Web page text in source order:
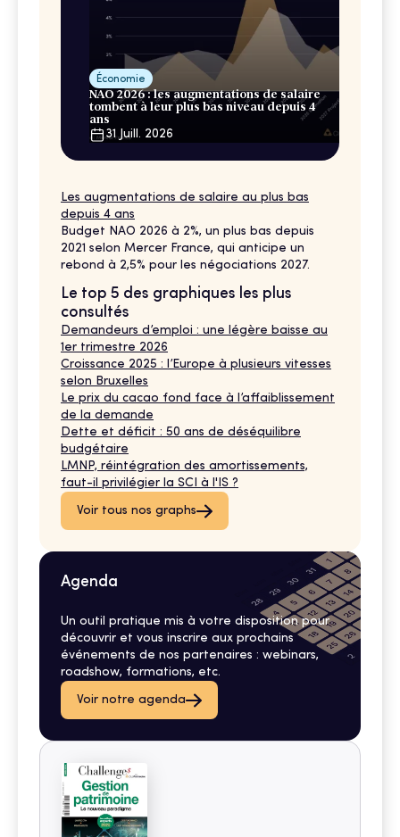
Économie
NAO 2026 : les augmentations de salaire
tombent à leur plus bas niveau depuis 4
ans
31 Juill. 2026
Les augmentations de salaire au plus bas
depuis 4 ans
Budget NAO 2026 à 2%, un plus bas depuis
2021 selon Mercer France, qui anticipe un
rebond à 2,5% pour les négociations 2027.
Le top 5 des graphiques les plus
consultés
Demandeurs d’emploi : une légère baisse au
1er trimestre 2026
Croissance 2025 : l’Europe à plusieurs vitesses
selon Bruxelles
Le prix du cacao fond face à l’affaiblissement
de la demande
Dette et déficit : 50 ans de déséquilibre
budgétaire
LMNP, réintégration des amortissements,
faut-il privilégier la SCI à l'IS ?
Voir tous nos graphs
Agenda
Un outil pratique mis à votre disposition pour
découvrir et vous inscrire aux prochains
événements de nos partenaires : webinars,
roadshow, formations, etc.
Voir notre agenda